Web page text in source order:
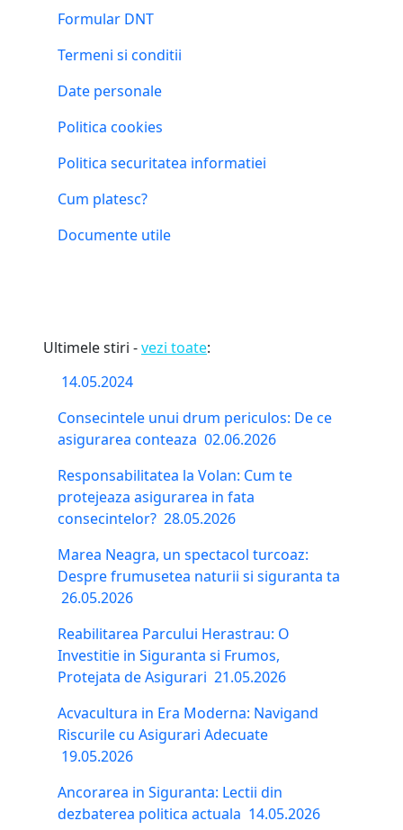
Formular DNT
Termeni si conditii
Date personale
Politica cookies
Politica securitatea informatiei
Cum platesc?
Documente utile
Ultimele stiri -vezi toate:
14.05.2024
Consecintele unui drum periculos: De ce
asigurarea conteaza 02.06.2026
Responsabilitatea la Volan: Cum te
protejeaza asigurarea in fata
consecintelor? 28.05.2026
Marea Neagra, un spectacol turcoaz:
Despre frumusetea naturii si siguranta ta
26.05.2026
Reabilitarea Parcului Herastrau: O
Investitie in Siguranta si Frumos,
Protejata de Asigurari 21.05.2026
Acvacultura in Era Moderna: Navigand
Riscurile cu Asigurari Adecuate
19.05.2026
Ancorarea in Siguranta: Lectii din
dezbaterea politica actuala 14.05.2026